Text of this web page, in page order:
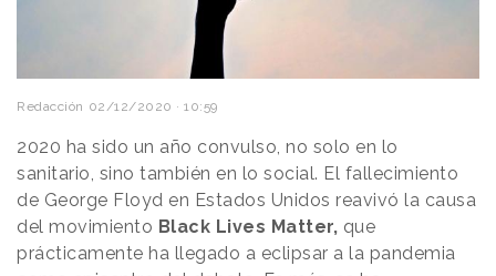
Redacción 02/12/2020 · 10:59
2020 ha sido un año convulso, no solo en lo
sanitario, sino también en lo social. El fallecimiento
de George Floyd en Estados Unidos reavivó la causa
del movimiento Black Lives Matter, que
prácticamente ha llegado a eclipsar a la pandemia